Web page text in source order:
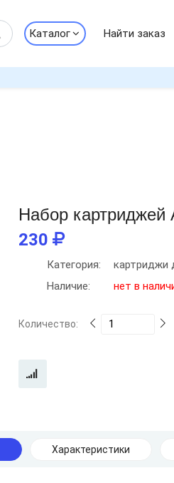
Каталог Найти заказ
Набор
230
Категория:
картриджи
Наличие:
нет в
Количество:
Характеристики